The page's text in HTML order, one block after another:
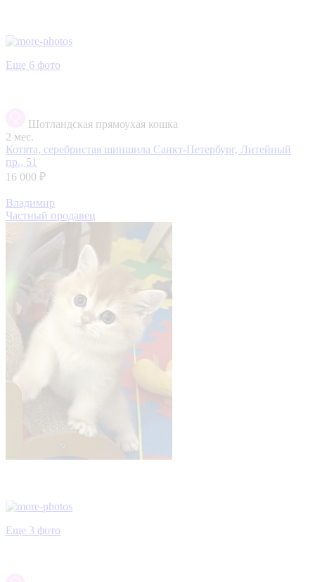
Еще 6 фото
Шотландская прямоухая кошка
2 мес.
Котята, серебристая шиншила Санкт-Петербург, Литейный
пр., 51
16 000 ₽
Владимир
Частный продавец
Еще 3 фото